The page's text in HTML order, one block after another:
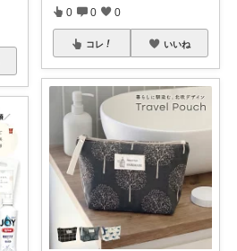
0 0 0
コレ いいね